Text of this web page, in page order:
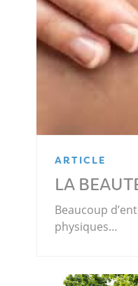
ARTICLE
LA
Beaucoup
physiques…